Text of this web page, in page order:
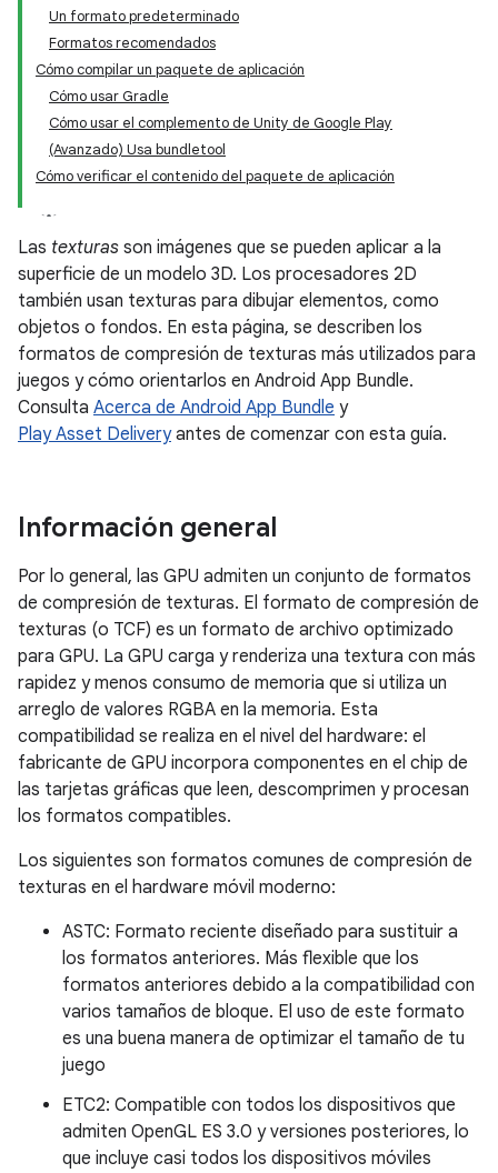
Un formato predeterminado
Formatos recomendados
Cómo compilar un paquete de aplicación
Cómo usar Gradle
Cómo usar el complemento de Unity de Google Play
(Avanzado) Usa bundletool
Cómo verificar el contenido del paquete de aplicación
Las texturas son imágenes que se pueden aplicar a la
superficie de un modelo 3D. Los procesadores 2D
también usan texturas para dibujar elementos, como
objetos o fondos. En esta página, se describen los
formatos de compresión de texturas más utilizados para
juegos y cómo orientarlos en Android App Bundle.
Consulta Acerca de Android App Bundle y
Play Asset Deliveryantes de comenzar con esta guía.
Información general
Por lo general, las GPU admiten un conjunto de formatos
de compresión de texturas. El formato de compresión de
texturas (o TCF) es un formato de archivo optimizado
para GPU. La GPU carga y renderiza una textura con más
rapidez y menos consumo de memoria que si utiliza un
arreglo de valores RGBA en la memoria. Esta
compatibilidad se realiza en el nivel del hardware: el
fabricante de GPU incorpora componentes en el chip de
las tarjetas gráficas que leen, descomprimen y procesan
los formatos compatibles.
Los siguientes son formatos comunes de compresión de
texturas en el hardware móvil moderno:
ASTC: Formato reciente diseñado para sustituir a
los formatos anteriores. Más flexible que los
formatos anteriores debido a la compatibilidad con
varios tamaños de bloque. El uso de este formato
es una buena manera de optimizar el tamaño de tu
juego
ETC2: Compatible con todos los dispositivos que
admiten OpenGL ES 3.0 y versiones posteriores, lo
que incluye casi todos los dispositivos móviles